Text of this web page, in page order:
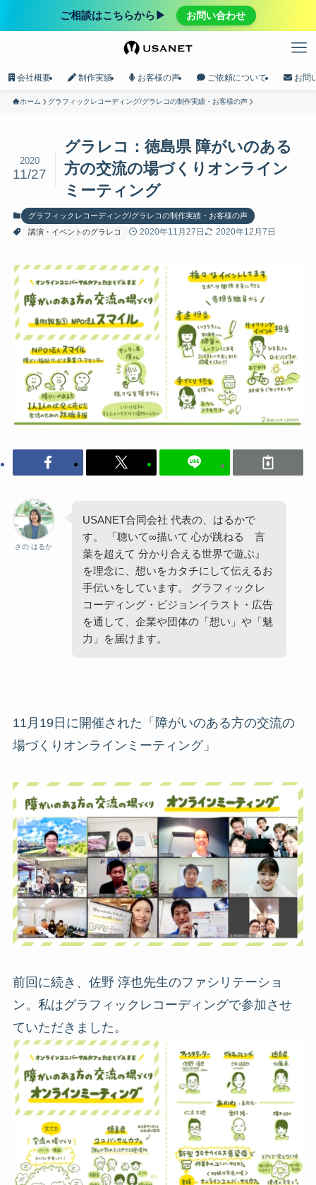
ご相談はこちらから▶︎ お問い合わせ
会社概要 制作実績 お客様の声 ご依頼について お問
ホーム グラフィックレコーディング/グラレコの制作実績・お客様の声
グラレコ：徳島県 障がいのある
方の交流の場づくりオンライン
ミーティング
2020
11/27
グラフィックレコーディング/グラレコの制作実績・お客様の声
講演・イベントのグラレコ
2020年11月27日 2020年12月7日
さの はるか
USANET合同会社 代表の、はるかで
す。 「聴いて∞描いて 心が跳ねる 言
葉を超えて 分かり合える世界で遊ぶ』
を理念に、想いをカタチにして伝えるお
手伝いをしています。 グラフィックレ
コーディング・ビジョンイラスト・広告
を通して、企業や団体の「想い」や「魅
力」を届けます。
11月19日に開催された「障がいのある方の交流の
場づくりオンラインミーティング」
前回に続き、 佐野 淳也先生のファシリテーショ
ン。私はグラフィックレコーディングで参加させ
ていただきました。